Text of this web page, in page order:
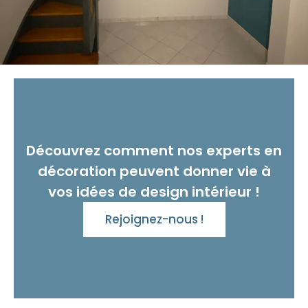
Découvrez comment nos experts en
décoration peuvent donner vie à
vos idées de design intérieur !
Rejoignez-nous !